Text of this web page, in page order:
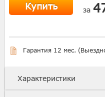
Купить за
Гарантия 12 мес.
Характеристики